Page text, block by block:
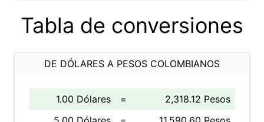
Tabla de conversiones
DE DÓLARES A PESOS COLOMBIANOS
1.00 Dólares =
2,318.12 Pesos